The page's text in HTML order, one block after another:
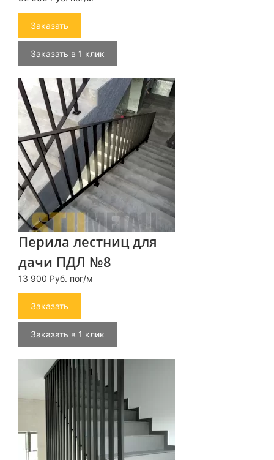
Заказать
Заказать в 1 клик
Перила лестниц для
дачи ПДЛ №8
13 900 Руб. пог/м
Заказать
Заказать в 1 клик